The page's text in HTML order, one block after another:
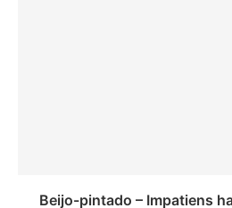
Beijo-pintado – Impatiens